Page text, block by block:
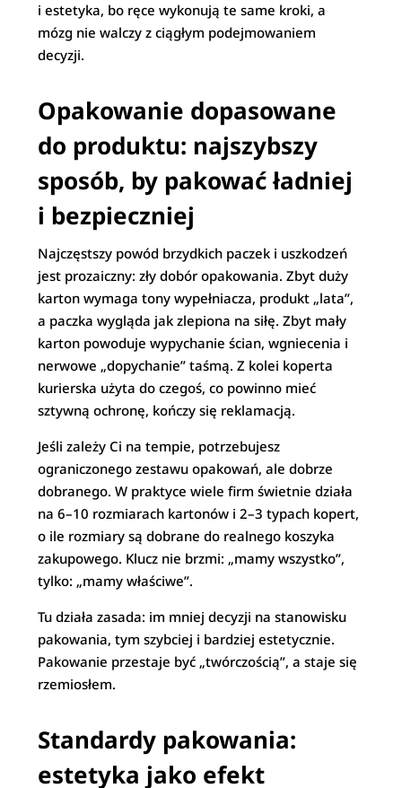
i estetyka, bo ręce wykonują te same kroki, a
mózg nie walczy z ciągłym podejmowaniem
decyzji.
Opakowanie dopasowane
do produktu: najszybszy
sposób, by pakować ładniej
i bezpieczniej
Najczęstszy powód brzydkich paczek i uszkodzeń
jest prozaiczny: zły dobór opakowania. Zbyt duży
karton wymaga tony wypełniacza, produkt „lata”,
a paczka wygląda jak zlepiona na siłę. Zbyt mały
karton powoduje wypychanie ścian, wgniecenia i
nerwowe „dopychanie” taśmą. Z kolei koperta
kurierska użyta do czegoś, co powinno mieć
sztywną ochronę, kończy się reklamacją.
Jeśli zależy Ci na tempie, potrzebujesz
ograniczonego zestawu opakowań, ale dobrze
dobranego. W praktyce wiele firm świetnie działa
na 6–10 rozmiarach kartonów i 2–3 typach kopert,
o ile rozmiary są dobrane do realnego koszyka
zakupowego. Klucz nie brzmi: „mamy wszystko”,
tylko: „mamy właściwe”.
Tu działa zasada: im mniej decyzji na stanowisku
pakowania, tym szybciej i bardziej estetycznie.
Pakowanie przestaje być „twórczością”, a staje się
rzemiosłem.
Standardy pakowania:
estetyka jako efekt